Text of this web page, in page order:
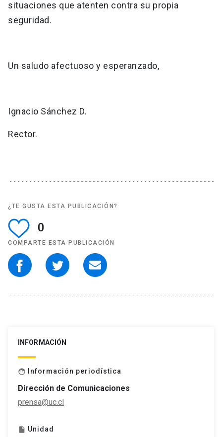
situaciones que atenten contra su propia
seguridad.
Un saludo afectuoso y esperanzado,
Ignacio Sánchez D.
Rector.
¿TE GUSTA ESTA PUBLICACIÓN?
0
COMPARTE ESTA PUBLICACIÓN
INFORMACIÓN
face Información periodística
Dirección de Comunicaciones
prensa@uc.cl
insert_drive_file Unidad